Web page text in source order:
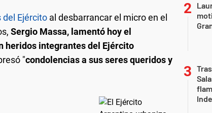
del Ejército al desbarrancar el micro en el
Sergio Massa, lamentó hoy el
heridos integrantes del Ejército
"condolencias a sus seres queridos y